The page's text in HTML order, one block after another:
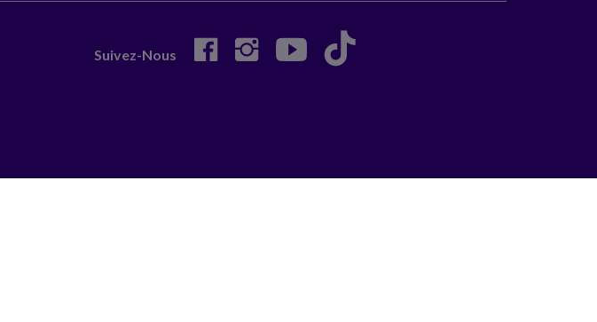
Suivez-Nous